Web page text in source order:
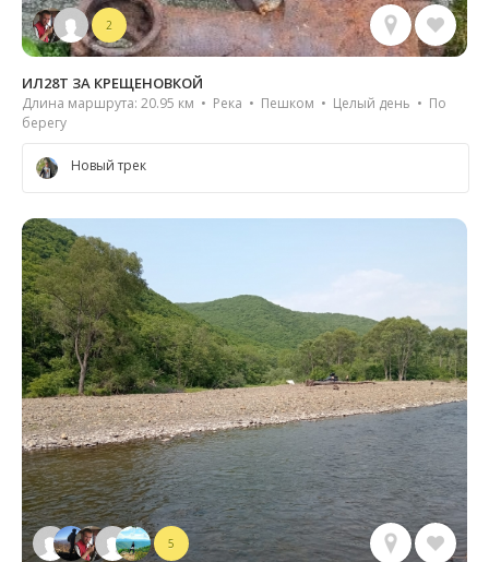
2
ИЛ28Т ЗА КРЕЩЕНОВКОЙ
Длина маршрута: 20.95 км • Река • Пешком • Целый день • По
берегу
Новый трек
5